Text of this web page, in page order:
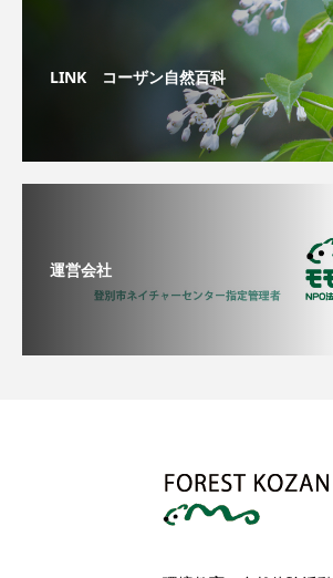
LINK コーザン自然百科
運営会社